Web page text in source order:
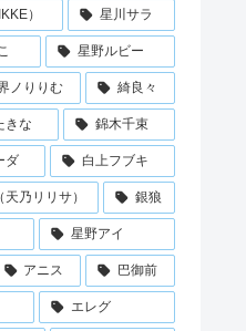
） 星川サラ
星野ルビー
ノりりむ 綺良々
きな 錦木千束
ダ 白上フブキ
乃リリサ） 銀狼
星野アイ
アニス 巴御前
エレグ